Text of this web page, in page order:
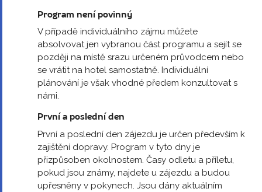
Program není povinný
V případě individuálního zájmu můžete
absolvovat jen vybranou část programu a sejít se
později na místě srazu určeném průvodcem nebo
se vrátit na hotel samostatně. Individuální
plánování je však vhodné předem konzultovat s
námi.
První a poslední den
První a poslední den zájezdu je určen především k
zajištění dopravy. Program v tyto dny je
přizpůsoben okolnostem. Časy odletu a příletu,
pokud jsou známy, najdete u zájezdu a budou
upřesněny v pokynech. Jsou dány aktuálním